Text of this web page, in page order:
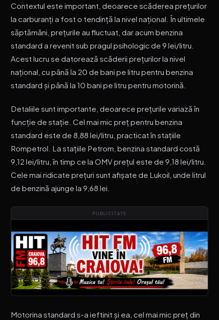
Contextul este important, deoarece scăderea prețurilor
la carburanți a fost o tendință la nivel național. În ultimele
săptămâni, prețurile au fluctuat, dar acum benzina
standard a revenit sub pragul psihologic de 9 lei/litru.
Acest lucru se datorează scăderii prețurilor la nivel
național, cu până la 20 de bani pe litru pentru benzina
standard și până la 10 bani pe litru pentru motorină.
Detaliile sunt importante, deoarece prețurile variază în
funcție de stație. Cel mai mic preț pentru benzina
standard este de 8,88 lei/litru, practicat în stațiile
Rompetrol. La stațiile Petrom, benzina standard costă
9,12 lei/litru, în timp ce la OMV prețul este de 9,18 lei/litru.
Cele mai ridicate prețuri sunt afișate de Lukoil, unde litrul
de benzină ajunge la 9,68 lei.
PUBLICITATE
Motorina standard s-a ieftinit și ea, cel mai mic preț din